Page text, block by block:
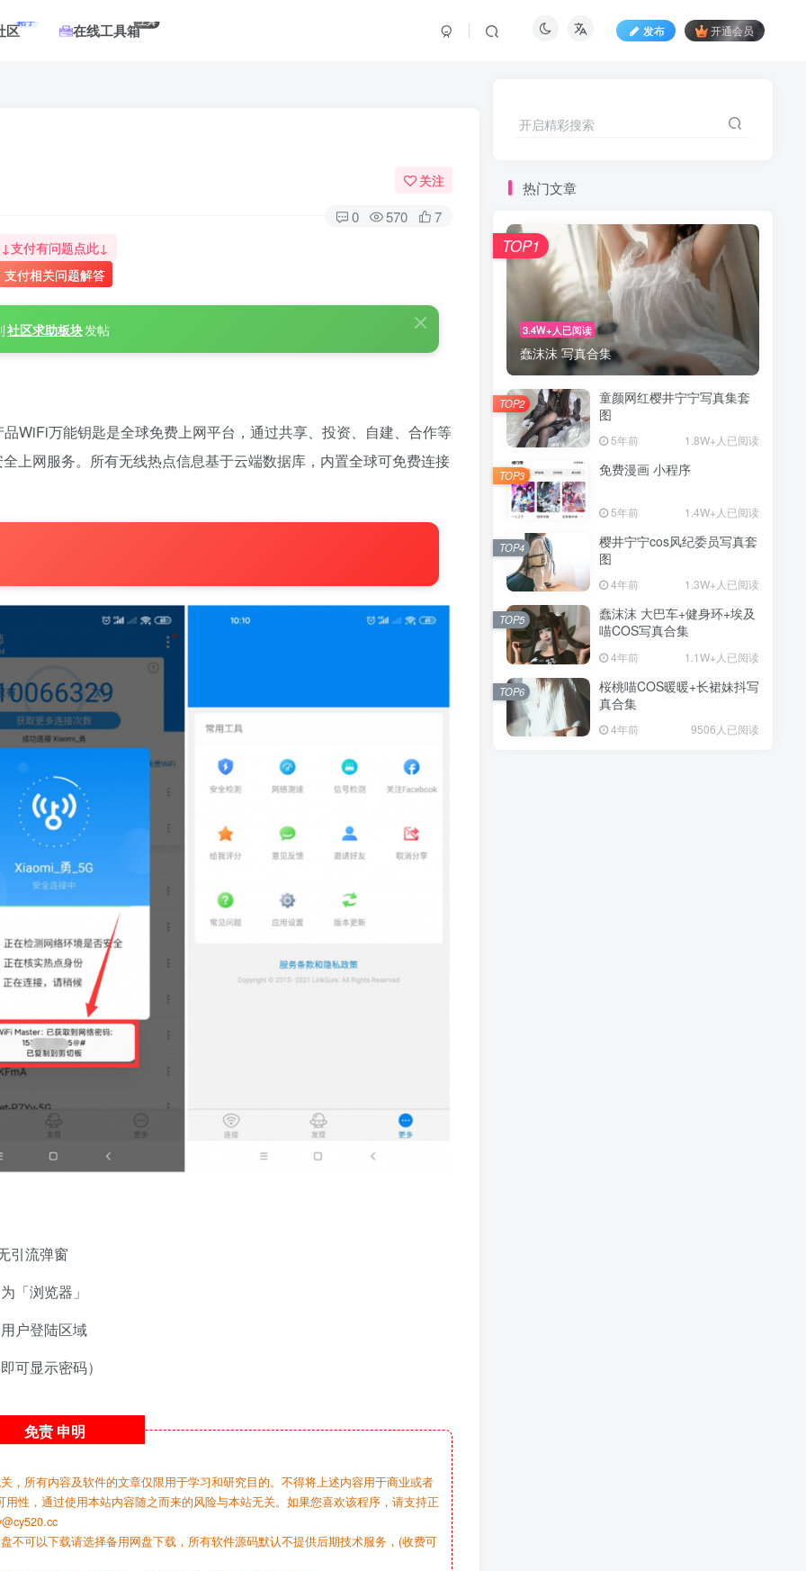
区帖子 在线工具箱工具
发布 开通会员
关注
0 570 7
↓支付有问题点此↓
支付相关问题解答
社区求助板块发帖
WiFi万能钥匙是全球免费上网平台，通过共享、投资、自建、合作等
上网服务。所有无线热点信息基于云端数据库，内置全球可免费连接
引流弹窗
「浏览器」
户登陆区域
可显示密码）
免责 申明
，所有内容及软件的文章仅限用于学习和研究目的。不得将上述内容用于商业或者
性，通过使用本站内容随之而来的风险与本站无关。如果您喜欢该程序，请支持正
不可以下载请选择备用网盘下载，所有软件源码默认不提供后期技术服务，(收费可
开启精彩搜索
热门文章
3.4W+人已阅读
蠢沫沫 写真合集
TOP1
童颜网红樱井宁宁写真集套
图
5年前 1.8W+人已阅读
TOP2
免费漫画 小程序
5年前 1.4W+人已阅读
TOP3
樱井宁宁cos风纪委员写真套
图
4年前 1.3W+人已阅读
TOP4
蠢沫沫 大巴车+健身环+埃及
喵COS写真合集
4年前 1.1W+人已阅读
TOP5
桜桃喵COS暖暖+长裙妹抖写
真合集
4年前 9506人已阅读
TOP6